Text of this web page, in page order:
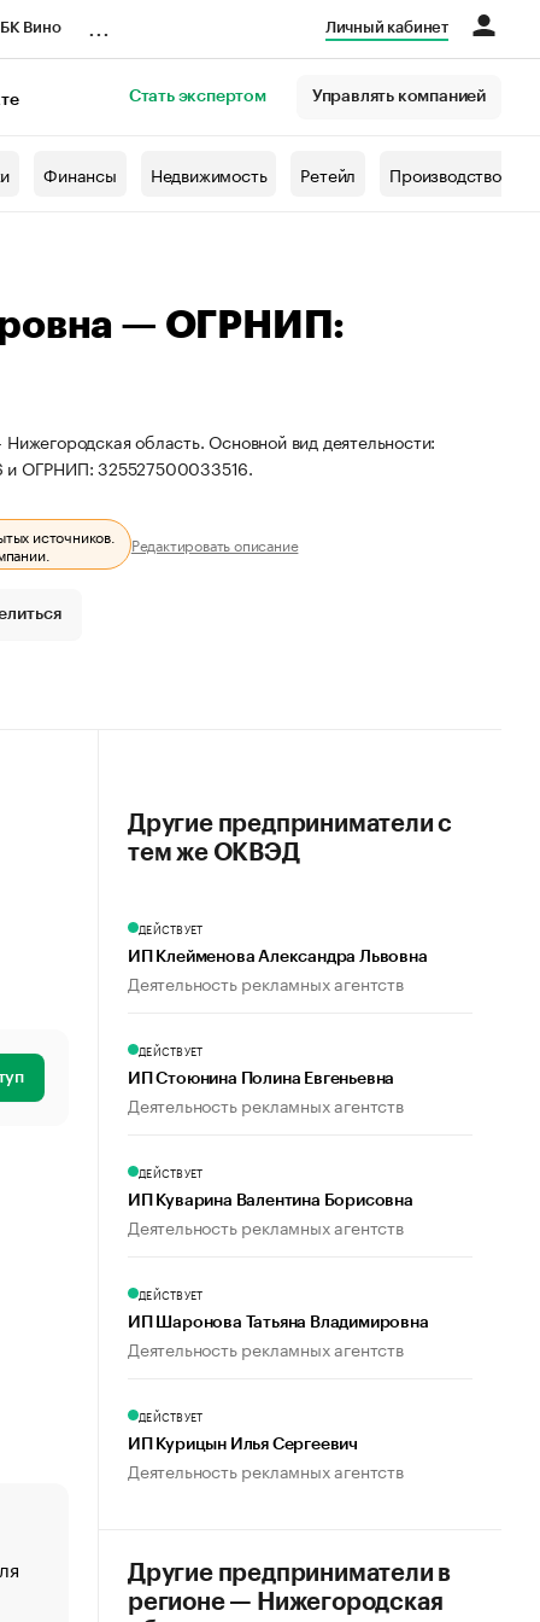
Вино Личный кабинет
Стать экспертом Управлять компанией
Финансы Недвижимость Ретейл Производство
— ОГРНИП:
область. Основной вид деятельности:
и ОГРНИП: 325527500033516.
источников.
Редактировать описание
«От спорта тело стареет иначе». Как живет глава
создавшей GTA
Другие предприниматели с
тем же ОКВЭД
ДЕЙСТВУЕТ
ИП Клейменова Александра Львовна
Деятельность рекламных агентств
ДЕЙСТВУЕТ
ИП Стоюнина Полина Евгеньевна
Деятельность рекламных агентств
ДЕЙСТВУЕТ
ИП Куварина Валентина Борисовна
Деятельность рекламных агентств
ДЕЙСТВУЕТ
ИП Шаронова Татьяна Владимировна
Деятельность рекламных агентств
ДЕЙСТВУЕТ
ИП Курицын Илья Сергеевич
Деятельность рекламных агентств
Другие предприниматели в
регионе — Нижегородская